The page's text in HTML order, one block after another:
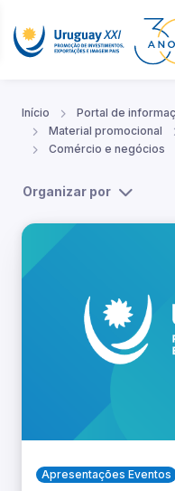
Início Portal de
Material promocional
Comércio e negócios
Organizar por
Apresentações Eventos